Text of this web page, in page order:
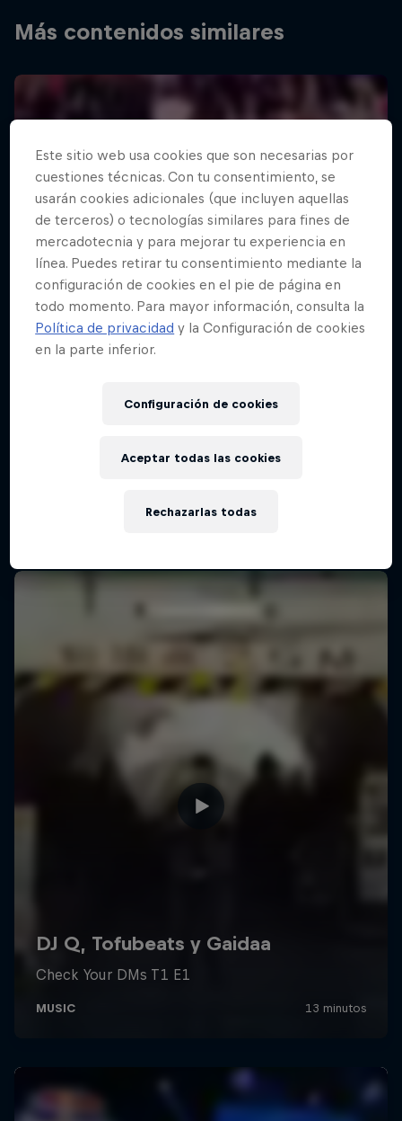
Más contenidos similares
Este sitio web usa cookies que son necesarias por
cuestiones técnicas. Con tu consentimiento, se
usarán cookies adicionales (que incluyen aquellas
de terceros) o tecnologías similares para fines de
mercadotecnia y para mejorar tu experiencia en
línea. Puedes retirar tu consentimiento mediante la
configuración de cookies en el pie de página en
todo momento. Para mayor información, consulta la
Política de privacidad y la Configuración de cookies
en la parte inferior.
Configuración de cookies
Rechazarlas todas
Aceptar todas las cookies